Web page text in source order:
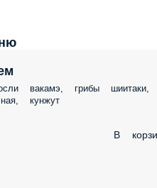
вакамэ, грибы шиитаки,
кунжут
В